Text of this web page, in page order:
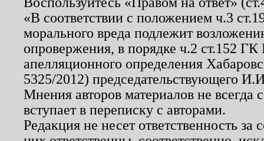
«В соответствии с положением ч.3
морального вреда подлежит
опровержения, в порядке ч.2 ст.152
апелляционного определения
5325/2012) председательствующего
Мнения авторов материалов не
вступает в переписку с авторами.
Редакция не несет ответственность